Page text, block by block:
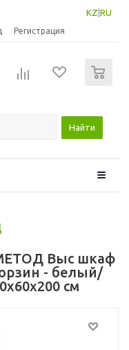
KZ RU
Регистрация
Найти
МЕТОД Выс шкаф
- белый/
см